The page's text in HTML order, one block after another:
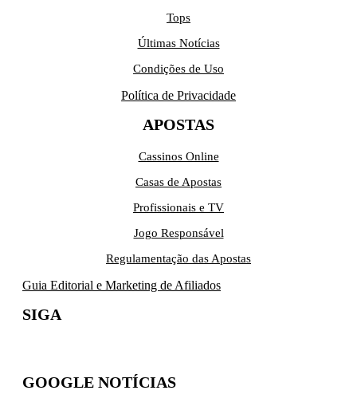
Tops
Últimas Notícias
Condições de Uso
Política de Privacidade
APOSTAS
Cassinos Online
Casas de Apostas
Profissionais e TV
Jogo Responsável
Regulamentação das Apostas
Guia Editorial e Marketing de Afiliados
SIGA
GOOGLE NOTÍCIAS